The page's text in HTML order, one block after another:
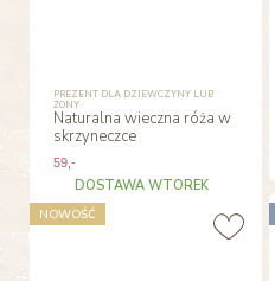
PREZENT DLA DZIEWCZYNY LUB
ŻONY
Naturalna wieczna róża w
skrzyneczce
59,-
DOSTAWA WTOREK
NOWOŚĆ